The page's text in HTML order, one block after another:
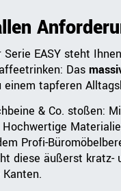
EASY steht
Das
tapferen
& Co. stoßen:
Hochwertige
Profi-
diese äußerst kratz-